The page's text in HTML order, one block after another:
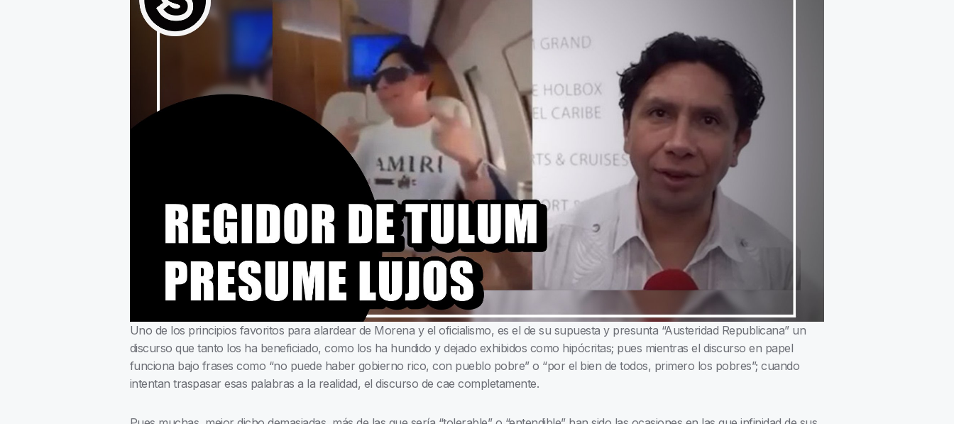
Uno de los principios favoritos para alardear de Morena y el oficialismo, es el de su supuesta y presunta “Austeridad Republicana” un
discurso que tanto los ha beneficiado, como los ha hundido y dejado exhibidos como hipócritas; pues mientras el discurso en papel
funciona bajo frases como “no puede haber gobierno rico, con pueblo pobre” o “por el bien de todos, primero los pobres”; cuando
intentan traspasar esas palabras a la realidad, el discurso de cae completamente.